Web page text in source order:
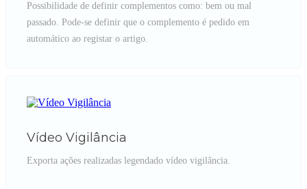
Possibilidade de definir complementos como: bem ou mal
passado. Pode-se definir que o complemento é pedido em
automático ao registar o artigo.
Vídeo Vigilância
Exporta ações realizadas legendado vídeo vigilância.